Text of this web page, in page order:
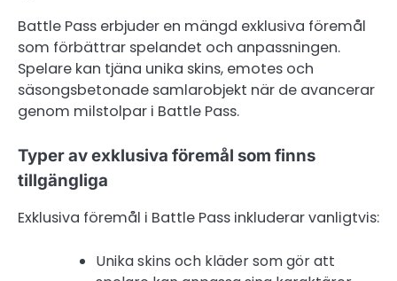
Battle Pass erbjuder en mängd exklusiva föremål
som förbättrar spelandet och anpassningen.
Spelare kan tjäna unika skins, emotes och
säsongsbetonade samlarobjekt när de avancerar
genom milstolpar i Battle Pass.
Typer av exklusiva föremål som finns
tillgängliga
Exklusiva föremål i Battle Pass inkluderar vanligtvis:
Unika skins och kläder som gör att